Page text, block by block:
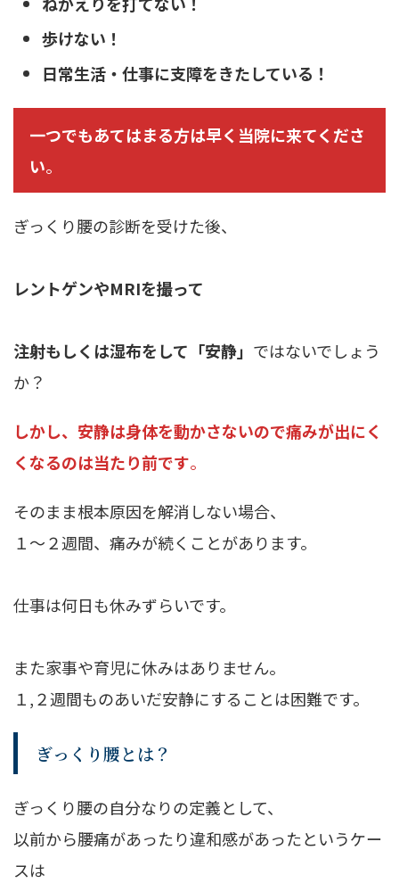
歩けない！
日常生活・仕事に支障をきたしている！
一つでもあてはまる方は早く当院に来てくださ
い。
ぎっくり腰の診断を受けた後、
レントゲンやMRIを撮って
注射もしくは湿布をして 「安静」 ではないでしょう
か？
しかし、安静は身体を動かさないので痛みが出にく
くなるのは当たり前です。
そのまま根本原因を解消しない場合、
１～２週間、痛みが続くことがあります。
仕事は何日も休みずらいです。
また家事や育児に休みはありません。
１,２週間ものあいだ安静にすることは困難です。
ぎっくり腰とは？
ぎっくり腰の自分なりの定義として、
以前から腰痛があったり違和感があったというケー
スは